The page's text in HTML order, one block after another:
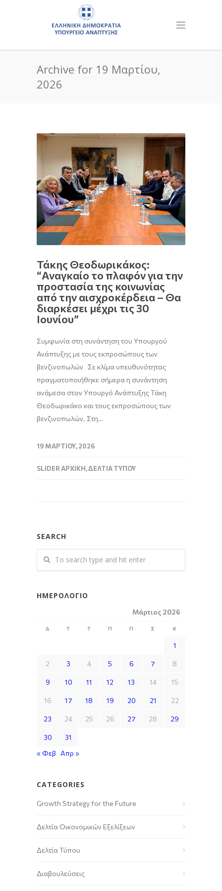
Archive for 19 Μαρτίου,
2026
Τάκης Θεοδωρικάκος:
“Αναγκαίο το πλαφόν για την
προστασία της κοινωνίας
από την αισχροκέρδεια – Θα
διαρκέσει μέχρι τις 30
Ιουνίου”
Συμφωνία στη συνάντηση του Υπουργού
Ανάπτυξης με τους εκπροσώπους των
βενζινοπωλών Σε κλίμα υπευθυνότητας
πραγματοποιήθηκε σήμερα η συνάντηση
ανάμεσα στον Υπουργό Ανάπτυξης Τάκη
Θεοδωρικάκο και τους εκπροσώπους των
βενζινοπωλών. Στη…
19 ΜΑΡΤΊΟΥ, 2026
SLIDER ΑΡΧΙΚΉ,ΔΕΛΤΊΑ ΤΎΠΟΥ
SEARCH
ΗΜΕΡΟΛΌΓΙΟ
Μάρτιος 2026
Δ Τ Τ Π Π Σ Κ
1
2 3 4 5 6 7 8
9 10 11 12 13 14 15
16 17 18 19 20 21 22
23 24 25 26 27 28 29
30
31
« Φεβ
Απρ »
CATEGORIES
Growth Strategy for the Future
Δελτία Οικονομικών Εξελίξεων
Δελτία Τύπου
Διαβουλεύσεις